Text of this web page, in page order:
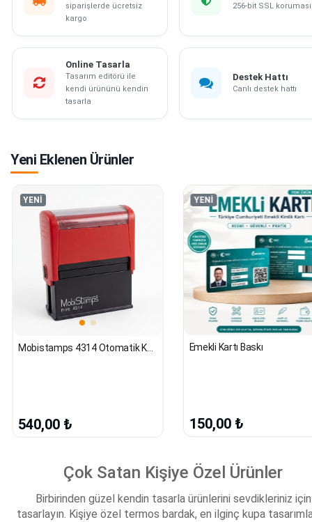
siparişlerde ücretsiz
kargo
256-bit SSL koruması
Online Tasarla
Tasarım editörü ile
kendi ürününü kendin
tasarla
Destek Hattı
Canlı destek hattı
Yeni Eklenen Ürünler
YENİ
Mobistamps 4314 Otomatik Kaşe 30X70 Mm Mavi Keçe
540,00 ₺
YENİ
Emekli Kartı Baskı
150,00 ₺
Çok Satan Kişiye Özel Ürünler
Birbirinden güzel kendin tasarla ürünlerini sevdikleriniz için
tasarlayın. Kişiye özel termos bardak, en ilginç kupa